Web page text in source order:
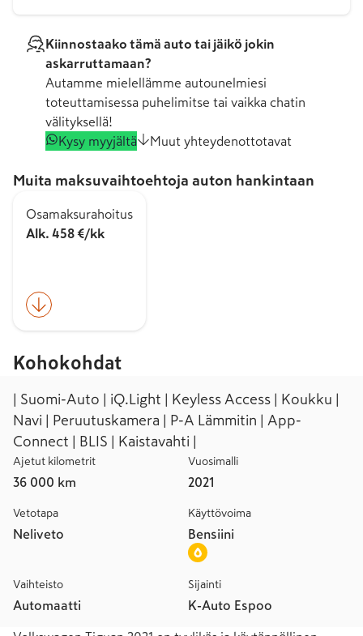
Kiinnostaako tämä auto tai jäikö jokin
askarruttamaan?
Autamme mielellämme autounelmiesi
toteuttamisessa puhelimitse tai vaikka chatin
välityksellä!
Kysy myyjältä
Muut yhteydenottotavat
Muita maksuvaihtoehtoja auton hankintaan
Osamaksurahoitus
Alk. 458 €/kk
Kohokohdat
| Suomi-Auto | iQ.Light | Keyless Access | Koukku |
Navi | Peruutuskamera | P-A Lämmitin | App-
Connect | BLIS | Kaistavahti |
Ajetut kilometrit
36 000 km
Vuosimalli
2021
Vetotapa
Neliveto
Käyttövoima
Bensiini
Vaihteisto
Automaatti
Sijainti
K-Auto Espoo